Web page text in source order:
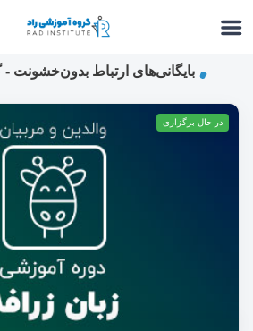
بایگانی‌های ارتباط بدون‌خشونت
در حال برگزاری